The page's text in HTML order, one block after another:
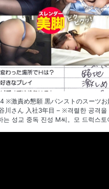
※激責め懇願 黒パンストのスーツ
川さん 入社3年目 – ※격렬한 공격
는 성교 중독 진성 M씨。모 드럭스